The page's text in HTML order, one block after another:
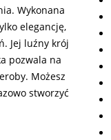
Wykonana
elegancję,
Jej luźny krój
pozwala na
Możesz
stworzyć